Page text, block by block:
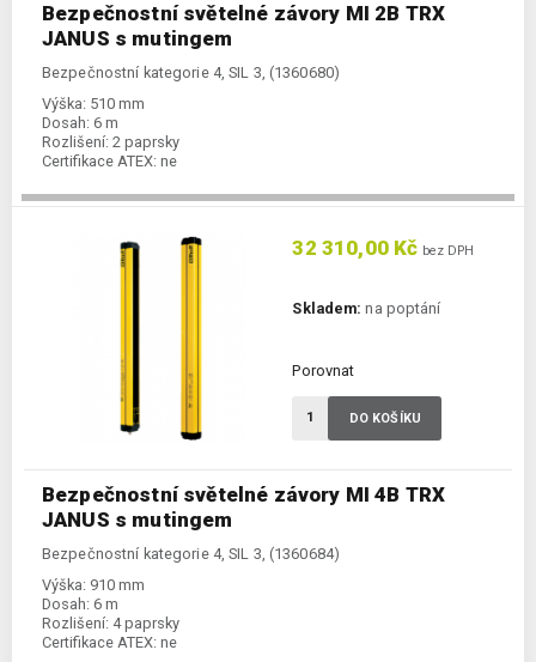
Bezpečnostní světelné závory MI 2B TRX
JANUS s mutingem
Bezpečnostní kategorie 4, SIL 3, (1360680)
Výška: 510 mm
Dosah: 6 m
Rozlišení: 2 paprsky
Certifikace ATEX: ne
Bezpečnostní světelné závory MI 4B TRX
JANUS s mutingem
Bezpečnostní kategorie 4, SIL 3, (1360684)
Výška: 910 mm
Dosah: 6 m
Rozlišení: 4 paprsky
Certifikace ATEX: ne
32 310,00 Kč bez DPH
Skladem: na poptání
Porovnat
DO KOŠÍKU